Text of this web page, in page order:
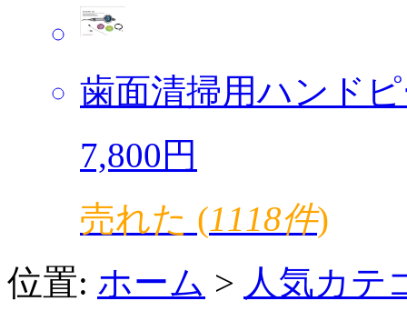
歯面清掃用ハンド
7,800円
売れた (1118件)
位置: ホーム > 人気カテ